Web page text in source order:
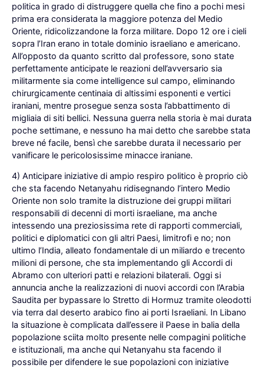
politica in grado di distruggere quella che fino a pochi mesi
prima era considerata la maggiore potenza del Medio
Oriente, ridicolizzandone la forza militare. Dopo 12 ore i cieli
sopra l’Iran erano in totale dominio israeliano e americano.
All’opposto da quanto scritto dal professore, sono state
perfettamente anticipate le reazioni dell’avversario sia
militarmente sia come intelligence sul campo, eliminando
chirurgicamente centinaia di altissimi esponenti e vertici
iraniani, mentre prosegue senza sosta l’abbattimento di
migliaia di siti bellici. Nessuna guerra nella storia è mai durata
poche settimane, e nessuno ha mai detto che sarebbe stata
breve né facile, bensì che sarebbe durata il necessario per
vanificare le pericolosissime minacce iraniane.
4) Anticipare iniziative di ampio respiro politico è proprio ciò
che sta facendo Netanyahu ridisegnando l’intero Medio
Oriente non solo tramite la distruzione dei gruppi militari
responsabili di decenni di morti israeliane, ma anche
intessendo una preziosissima rete di rapporti commerciali,
politici e diplomatici con gli altri Paesi, limitrofi e no; non
ultimo l’India, alleato fondamentale di un miliardo e trecento
milioni di persone, che sta implementando gli Accordi di
Abramo con ulteriori patti e relazioni bilaterali. Oggi si
annuncia anche la realizzazioni di nuovi accordi con l’Arabia
Saudita per bypassare lo Stretto di Hormuz tramite oleodotti
via terra dal deserto arabico fino ai porti Israeliani. In Libano
la situazione è complicata dall’essere il Paese in balia della
popolazione sciita molto presente nelle compagini politiche
e istituzionali, ma anche qui Netanyahu sta facendo il
possibile per difendere le sue popolazioni con iniziative